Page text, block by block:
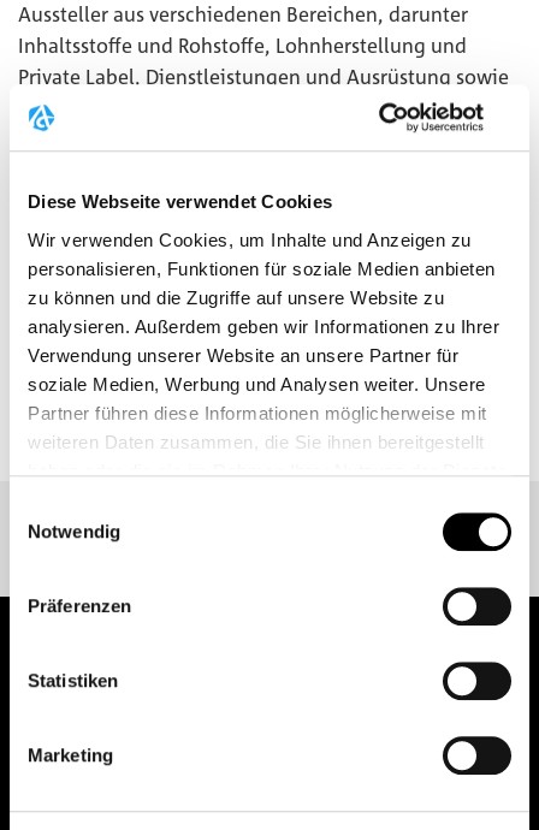
Diese Webseite verwendet Cookies
Wir verwenden Cookies, um Inhalte und Anzeigen zu
personalisieren, Funktionen für soziale Medien anbieten
zu können und die Zugriffe auf unsere Website zu
analysieren. Außerdem geben wir Informationen zu Ihrer
Verwendung unserer Website an unsere Partner für
soziale Medien, Werbung und Analysen weiter. Unsere
Partner führen diese Informationen möglicherweise mit
weiteren Daten zusammen, die Sie ihnen bereitgestellt
haben oder die sie im Rahmen Ihrer Nutzung der Dienste
Weitere Informationen finden Sie unter
Datenschutz
Notwendig
Präferenzen
Statistiken
Marketing
Aussteller aus verschiedenen Bereichen, darunter
Inhaltsstoffe und Rohstoffe, Lohnherstellung und
Private Label, Dienstleistungen und Ausrüstung sowie
gebrandete Fertigprodukte.
Wir freuen uns darauf, euch an unserem Stand3H236
begrüßen zu dürfen.
ZURÜCK ZUR EVENT ÜBERSICHT
Creapure